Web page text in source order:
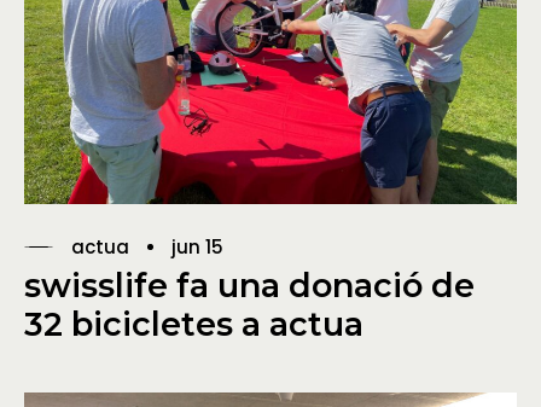
actua jun 15
swisslife fa una donació de
32 bicicletes a actua